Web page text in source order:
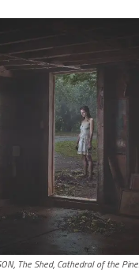
The Shed, Cathedral of the